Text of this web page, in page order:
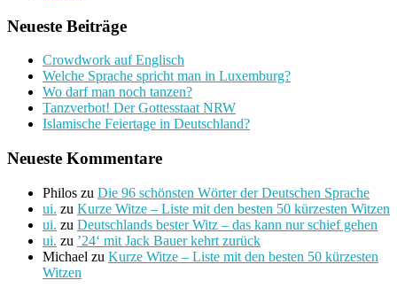
Neueste Beiträge
Crowdwork auf Englisch
Welche Sprache spricht man in Luxemburg?
Wo darf man noch tanzen?
Tanzverbot! Der Gottesstaat NRW
Islamische Feiertage in Deutschland?
Neueste Kommentare
Philos zu Die 96 schönsten Wörter der Deutschen Sprache
ui. zu Kurze Witze – Liste mit den besten 50 kürzesten Witzen
ui. zu Deutschlands bester Witz – das kann nur schief gehen
ui. zu ’24‘ mit Jack Bauer kehrt zurück
Michael zu Kurze Witze – Liste mit den besten 50 kürzesten
Witzen